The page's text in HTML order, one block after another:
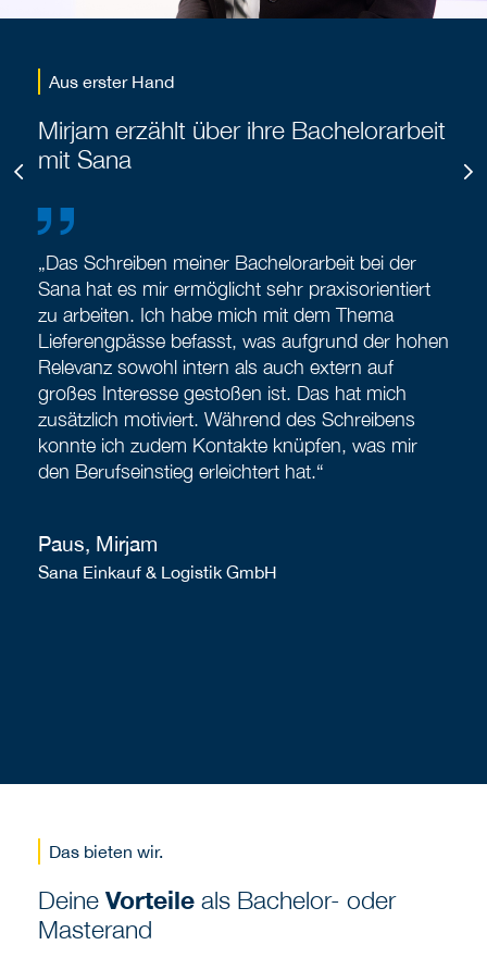
Previous
Aus erster Hand
Mirjam erzählt über ihre Bachelorarbeit
mit Sana
„Das Schreiben meiner Bachelorarbeit bei der
Sana hat es mir ermöglicht sehr praxisorientiert
zu arbeiten. Ich habe mich mit dem Thema
Lieferengpässe befasst, was aufgrund der hohen
Relevanz sowohl intern als auch extern auf
großes Interesse gestoßen ist. Das hat mich
zusätzlich motiviert. Während des Schreibens
konnte ich zudem Kontakte knüpfen, was mir
den Berufseinstieg erleichtert hat.“
Paus, Mirjam
Sana Einkauf & Logistik GmbH
Das bieten wir.
Deine Vorteile als Bachelor- oder
Masterand